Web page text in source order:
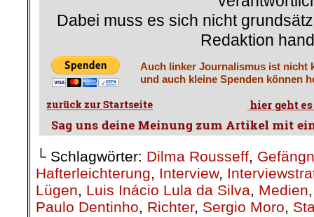
Dabei muss es sich nicht
Redaktion
Auch linker Journalismus ist nicht
und auch kleine Spenden können
└ Schlagwörter: Dilma Rousseff
Hafterleichterung
Interview,
Lügen
Luis Inácio Lula da Silva Medien
Paulo Dentinho
Richter, Sergio Moro